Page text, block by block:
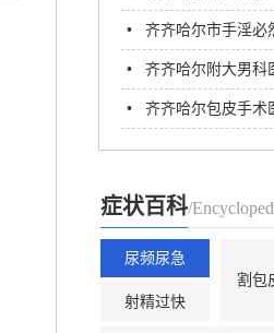
• 齐齐哈尔市手淫必
• 齐齐哈尔附大男科
题方便患者
• 齐齐哈尔包皮手术
症状百科/
尿频尿急
割包
射精过快